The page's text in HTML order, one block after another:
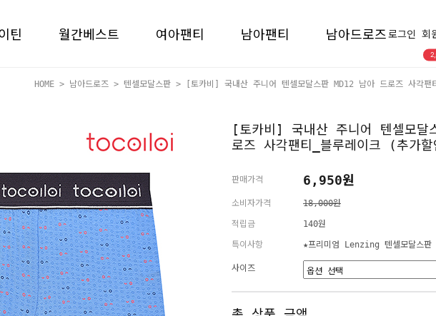
틴 월간베스트 여아팬티 남아팬티 남아드로즈로그인 회
HOME > 남아드로즈 > 텐셀모달스판 > [토카비] 국내산 주니어 텐셀모달스판 MD12 남아 드로즈 사각팬
[토카비] 국내산 주니어 텐셀모달
로즈 사각팬티_블루레이크 (추가
판매가격 6,950원
소비자가격 18,000원
적립금 140원
특이사항 ★프리미엄 Lenzing 텐셀모달스판
사이즈